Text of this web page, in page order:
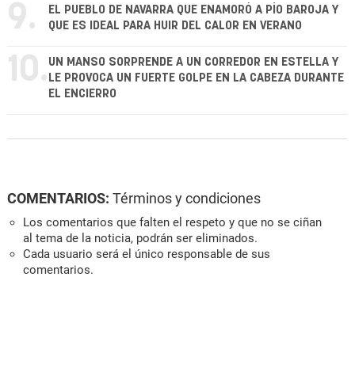
9.
EL PUEBLO DE NAVARRA QUE ENAMORÓ A PÍO BAROJA Y
QUE ES IDEAL PARA HUIR DEL CALOR EN VERANO
10. UN MANSO SORPRENDE A UN CORREDOR EN ESTELLA Y
LE PROVOCA UN FUERTE GOLPE EN LA CABEZA DURANTE
EL ENCIERRO
COMENTARIOS: Términos y condiciones
Los comentarios que falten el respeto y que no se ciñan
al tema de la noticia, podrán ser eliminados.
Cada usuario será el único responsable de sus
comentarios.